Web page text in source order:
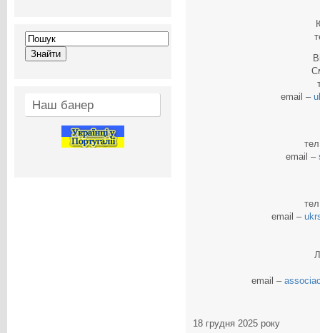
Наш банер
email –
email –
email –
email –
18 грудня 2025 року